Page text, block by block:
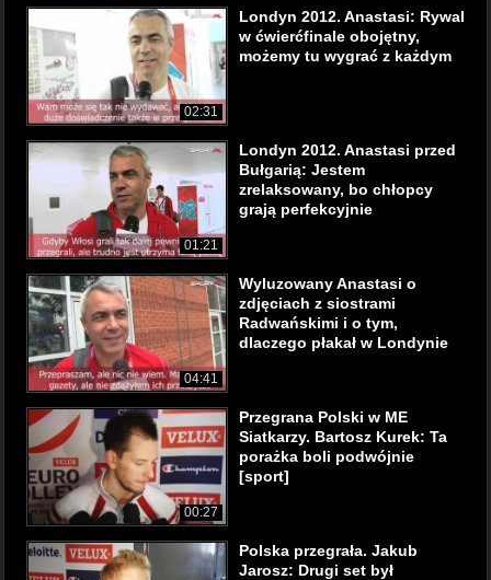
02:31
Londyn 2012. Anastasi: Rywal
w ćwierćfinale obojętny,
możemy tu wygrać z każdym
01:21
Londyn 2012. Anastasi przed
Bułgarią: Jestem
zrelaksowany, bo chłopcy
grają perfekcyjnie
04:41
Wyluzowany Anastasi o
zdjęciach z siostrami
Radwańskimi i o tym,
dlaczego płakał w Londynie
00:27
Przegrana Polski w ME
Siatkarzy. Bartosz Kurek: Ta
porażka boli podwójnie
[sport]
Polska przegrała. Jakub
Jarosz: Drugi set był